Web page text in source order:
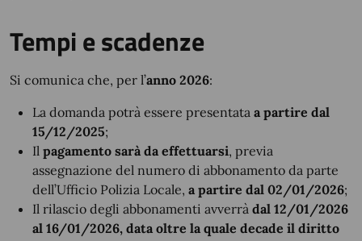
Tempi e scadenze
Si comunica che, per l’anno 2026:
La domanda potrà essere presentata a partire dal
15/12/2025;
Il pagamento sarà da effettuarsi, previa
assegnazione del numero di abbonamento da parte
dell’Ufficio Polizia Locale, a partire dal 02/01/2026;
Il rilascio degli abbonamenti avverrà dal 12/01/2026
al 16/01/2026, data oltre la quale decade il diritto